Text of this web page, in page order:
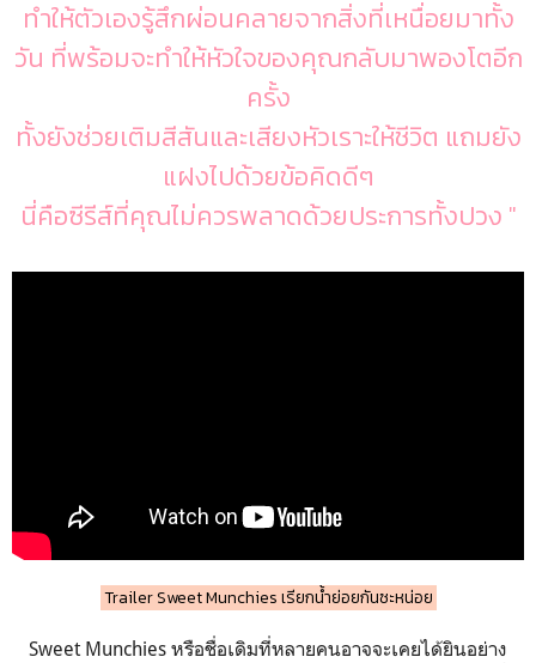
ทำให้ตัวเองรู้สึกผ่อนคลายจากสิ่งที่เหนื่อยมาทั้ง
วัน ที่พร้อมจะทำให้หัวใจของคุณกลับมาพองโตอีก
ครั้ง
ทั้งยังช่วยเติมสีสันและเสียงหัวเราะให้ชีวิต แถมยัง
แฝงไปด้วยข้อคิดดีๆ
นี่คือซีรีส์ที่คุณไม่ควรพลาดด้วยประการทั้งปวง "
Trailer Sweet Munchies เรียกน้ำย่อยกันซะหน่อย
Sweet Munchies หรือชื่อเดิมที่หลายคนอาจจะเคยได้ยินอย่าง